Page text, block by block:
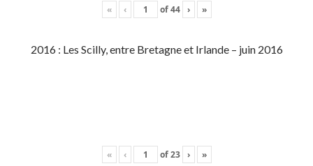
« ‹ of44 › »
2016 : Les Scilly, entre Bretagne et Irlande – juin 2016
« ‹ of23 › »